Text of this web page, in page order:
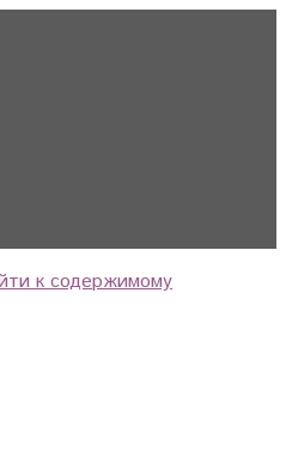
к содержимому